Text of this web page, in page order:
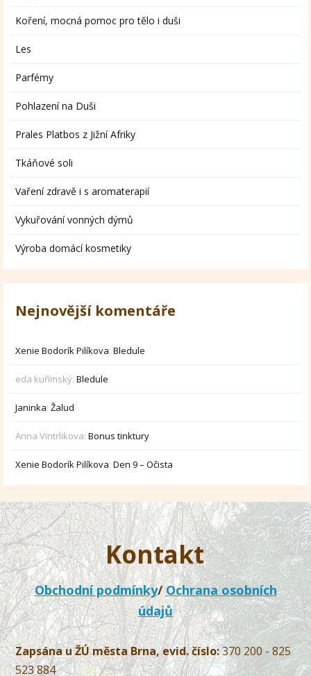
Koření, mocná pomoc pro tělo i duši
Les
Parfémy
Pohlazení na Duši
Prales Platbos z Jižní Afriky
Tkáňové soli
Vaření zdravě i s aromaterapií
Vykuřování vonných dýmů
Výroba domácí kosmetiky
Nejnovější komentáře
Xenie Bodorík Pilíkova:Bledule
eda kuřímský:Bledule
Janinka:Žalud
Anna Vintrlikova:Bonus tinktury
Xenie Bodorík Pilíkova:Den 9 – Očista
Kontakt
Obchodní podmínky/Ochrana osobních
údajů
Zapsána u ŽÚ města Brna, evid. číslo:370 200 - 825
523 884